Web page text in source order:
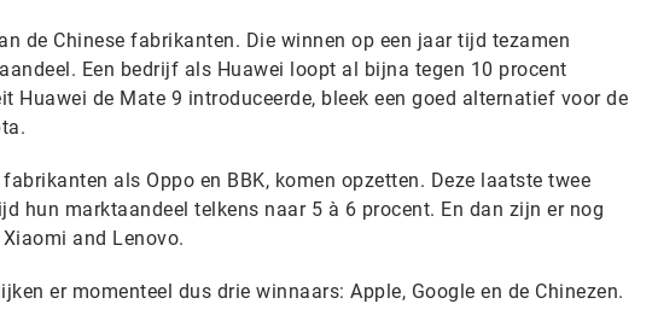
de Chinese fabrikanten. Die winnen op een jaar tijd tezamen
Een bedrijf als Huawei loopt al bijna tegen 10 procent
Huawei de Mate 9 introduceerde, bleek een goed alternatief voor de
als Oppo en BBK, komen opzetten. Deze laatste twee
hun marktaandeel telkens naar 5 à 6 procent. En dan zijn er nog
and Lenovo.
er momenteel dus drie winnaars: Apple, Google en de Chinezen.